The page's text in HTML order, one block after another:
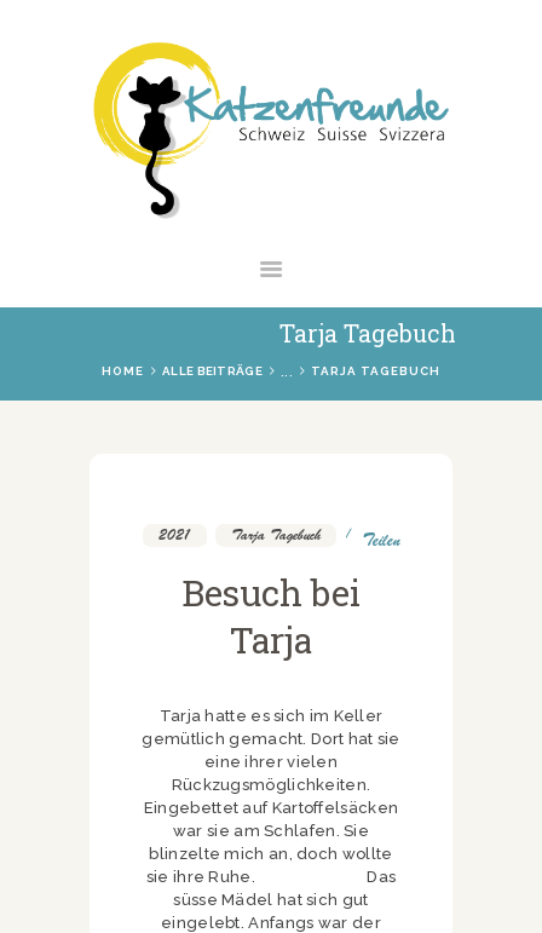
Tarja Tagebuch
HOME ALLE BEITRÄGE TARJA TAGEBUCH
NEWS
VERMITTLUNG
INTERESSANTES
SHOP
2021 Tarja Tagebuch Teilen
Besuch bei
Tarja
Tarja hatte es sich im Keller
gemütlich gemacht. Dort hat sie
eine ihrer vielen
Rückzugsmöglichkeiten.
Eingebettet auf Kartoffelsäcken
war sie am Schlafen. Sie
blinzelte mich an, doch wollte
sie ihre Ruhe. Das
süsse Mädel hat sich gut
eingelebt. Anfangs war der